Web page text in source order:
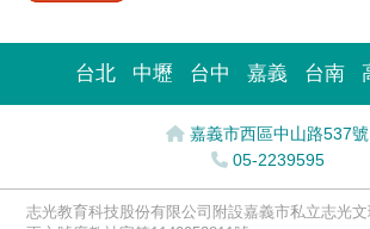
台北 中壢 台中 嘉義 台南
嘉義市西區中山路537號
05-2239595
志光教育科技股份有限公司附設嘉義市私立志光